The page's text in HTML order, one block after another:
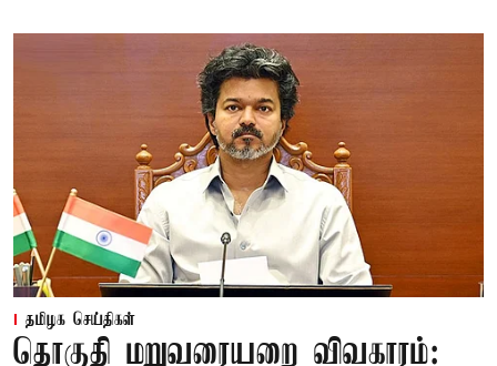
தமிழக செய்திகள்
தொகுதி மறுவரையறை விவகாரம்: